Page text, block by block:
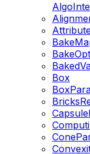
Box